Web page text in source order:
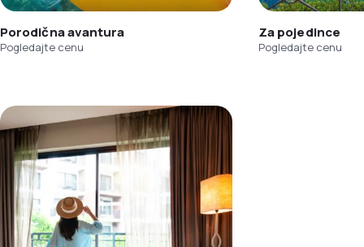
Porodična avantura
Pogledajte cenu
Za pojedince
Pogledajte cenu